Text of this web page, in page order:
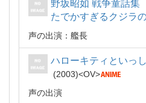
野坂昭如 戦争童話
たでかすぎるクジラ
声の出演：艦長
ハローキティといっ
2003
OV
声の出演